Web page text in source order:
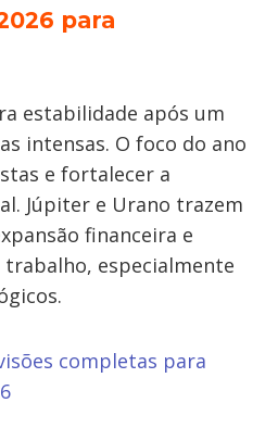
para
estabilidade após um
intensas. O foco do ano
e fortalecer a
Júpiter e Urano trazem
financeira e
especialmente
completas para